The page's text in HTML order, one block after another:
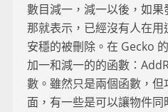
數目減一，減一以後，如果
那就表示，已經沒有人在
安穩的被刪除。在 Gecko
加一和減一的的函數：
數。雖然只是兩個函數，
面，有一些是可以讓物件